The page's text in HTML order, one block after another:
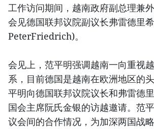
工作访问期间，越南政府副总理兼
会见德国联邦议院副议长弗雷德里
PeterFriedrich)。
会见上，范平明强调越南一向重视
系，目前德国是越南在欧洲地区的
平明向德国联邦议院议长和弗雷德
国会主席阮氏金银的访越邀请。范
议会间的合作情况，为加深两国战